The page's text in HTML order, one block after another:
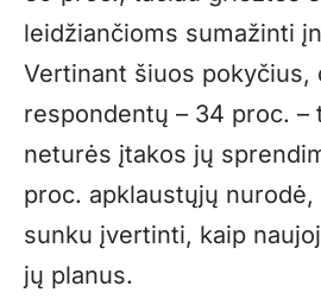
leidžiančioms sumažinti
Vertinant šiuos pokyčius,
respondentų – 34 proc. –
neturės įtakos jų
proc. apklaustųjų nurodė,
sunku įvertinti, kaip
jų planus.